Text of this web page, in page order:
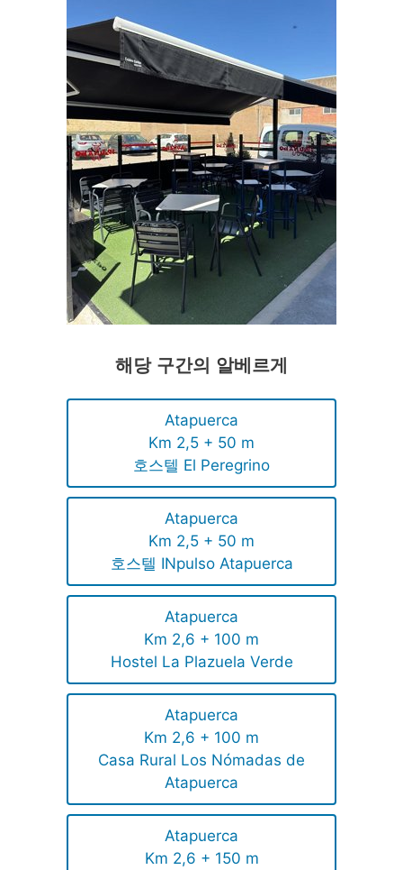
해당 구간의 알베르게
Atapuerca
Km 2,5 + 50 m
호스텔 El Peregrino
Atapuerca
Km 2,5 + 50 m
호스텔 INpulso Atapuerca
Atapuerca
Km 2,6 + 100 m
Hostel La Plazuela Verde
Atapuerca
Km 2,6 + 100 m
Casa Rural Los Nómadas de
Atapuerca
Atapuerca
Km 2,6 + 150 m